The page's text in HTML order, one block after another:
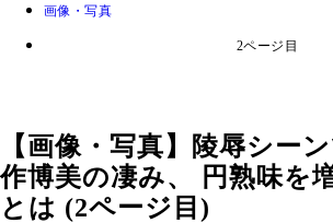
画像・写真
2ページ目
【画像・写真】陵辱シー
作博美の凄み、 円熟味を
とは (2ページ目)